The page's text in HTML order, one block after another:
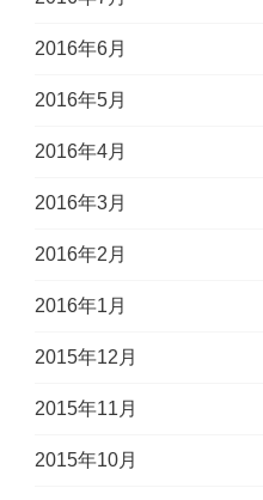
2016年6月
2016年5月
2016年4月
2016年3月
2016年2月
2016年1月
2015年12月
2015年11月
2015年10月